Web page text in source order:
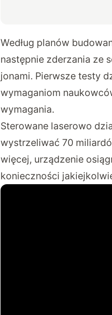
Według planów
następnie zderzania ze
jonami. Pierwsze testy
wymaganiom
wymagania.
Sterowane laserowo
wystrzeliwać 70
więcej, urządzenie
konieczności